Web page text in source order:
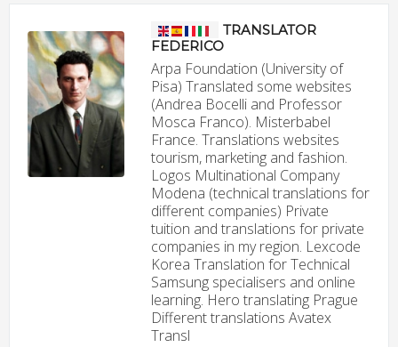
TRANSLATOR
FEDERICO
Arpa Foundation (University of
Pisa) Translated some websites
(Andrea Bocelli and Professor
Mosca Franco). Misterbabel
France. Translations websites
tourism, marketing and fashion.
Logos Multinational Company
Modena (technical translations for
different companies) Private
tuition and translations for private
companies in my region. Lexcode
Korea Translation for Technical
Samsung specialisers and online
learning. Hero translating Prague
Different translations Avatex
Transl